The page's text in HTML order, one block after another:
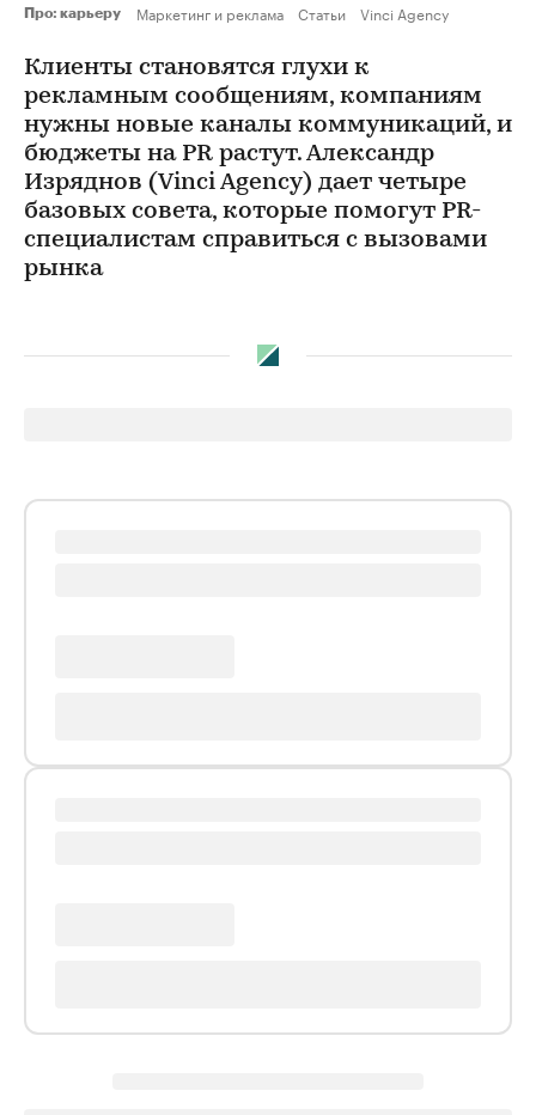
Про: карьеру Маркетинг и реклама Статьи Vinci Agency
Клиенты становятся глухи к
рекламным сообщениям, компаниям
нужны новые каналы коммуникаций, и
бюджеты на PR растут. Александр
Изряднов (Vinci Agency) дает четыре
базовых совета, которые помогут PR-
специалистам справиться с вызовами
рынка